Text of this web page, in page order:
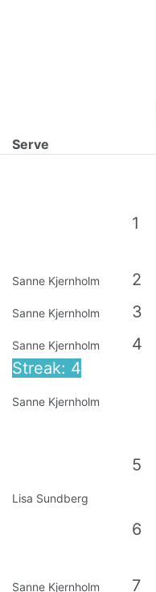
Serve
1
Sanne Kjernholm 2
Sanne Kjernholm 3
Sanne Kjernholm
Streak: 4
4
Sanne Kjernholm
5
Lisa Sundberg
6
Sanne Kjernholm 7